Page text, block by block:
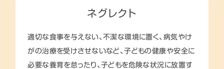
ネグレクト
適切な食事を与えない、不潔な環境に置く、病気やけ
がの治療を受けさせないなど、子どもの健康や安全に
必要な養育を怠ったり、子どもを危険な状況に放置す